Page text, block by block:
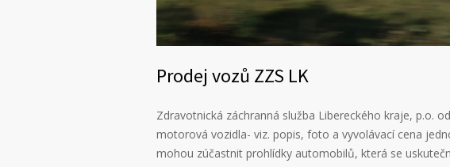
Prodej vozů ZZS LK
Zdravotnická záchranná služba Libereckého kraje, p.o.
motorová vozidla- viz. popis, foto a vyvolávací cena
mohou zúčastnit prohlídky automobilů, která se